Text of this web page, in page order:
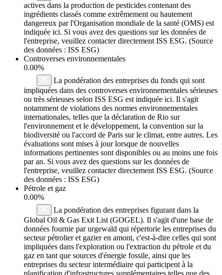
actives dans la production de pesticides contenant des
ingrédients classés comme extrêmement ou hautement
dangereux par l'Organisation mondiale de la santé (OMS) est
indiquée ici. Si vous avez des questions sur les données de
l'entreprise, veuillez contacter directement ISS ESG. (Source
des données : ISS ESG)
Controverses environnementales
0.00%
La pondération des entreprises du fonds qui sont
impliquées dans des controverses environnementales sérieuses
ou très sérieuses selon ISS ESG est indiquée ici. Il s'agit
notamment de violations des normes environnementales
internationales, telles que la déclaration de Rio sur
l'environnement et le développement, la convention sur la
biodiversité ou l'accord de Paris sur le climat, entre autres. Les
évaluations sont mises à jour lorsque de nouvelles
informations pertinentes sont disponibles ou au moins une fois
par an. Si vous avez des questions sur les données de
l'entreprise, veuillez contacter directement ISS ESG. (Source
des données : ISS ESG)
Pétrole et gaz
0.00%
La pondération des entreprises figurant dans la
Global Oil & Gas Exit List (GOGEL). Il s'agit d'une base de
données fournie par urgewald qui répertorie les entreprises du
secteur pétrolier et gazier en amont, c'est-à-dire celles qui sont
impliquées dans l'exploration ou l'extraction du pétrole et du
gaz en tant que sources d'énergie fossile, ainsi que les
entreprises du secteur intermédiaire qui participent à la
planification d'infrastructures supplémentaires telles que des